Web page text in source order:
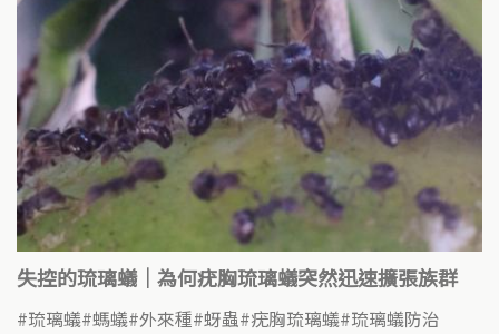
失控的琉璃蟻｜為何疣胸琉璃蟻突然迅速擴張族群
琉璃蟻 螞蟻 外來種 蚜蟲 疣胸琉璃蟻 琉璃蟻防治